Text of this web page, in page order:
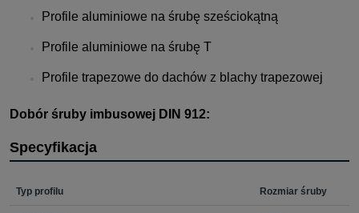
Profile aluminiowe na śrubę sześciokątną
Profile aluminiowe na śrubę T
Profile trapezowe do dachów z blachy trapezowej
Dobór śruby imbusowej DIN 912:
Specyfikacja
Typ profilu Rozmiar śruby